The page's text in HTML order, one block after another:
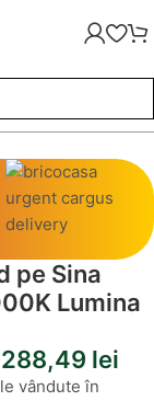
Lumina Calda
pe Sina
Lumina
288,49 lei
vândute în